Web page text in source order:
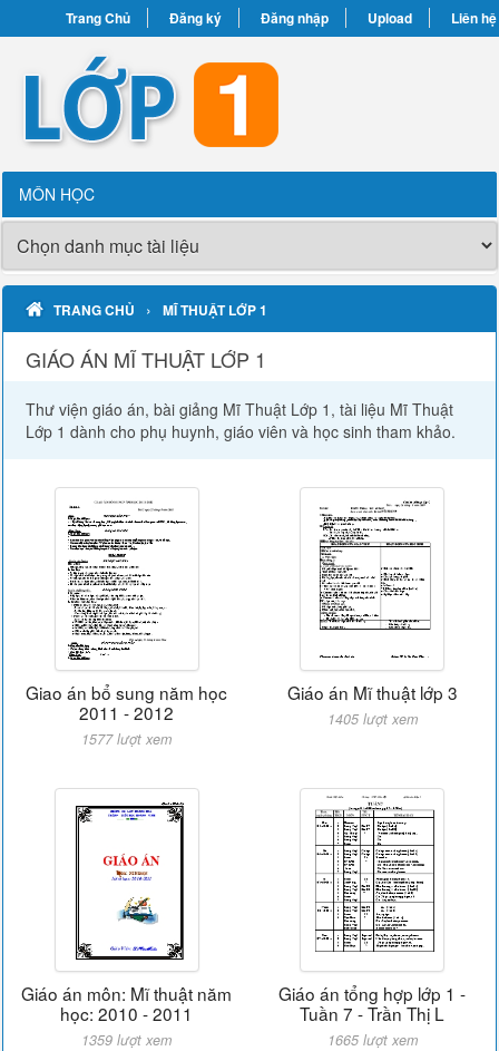
Trang Chủ Đăng ký Đăng nhập Upload Liên hệ
MÔN HỌC
TRANG CHỦ › MĨ THUẬT LỚP 1
GIÁO ÁN MĨ THUẬT LỚP 1
Thư viện giáo án, bài giảng Mĩ Thuật Lớp 1, tài liệu Mĩ Thuật
Lớp 1 dành cho phụ huynh, giáo viên và học sinh tham khảo.
Giao án bổ sung năm học
2011 - 2012
1577 lượt xem
Giáo án Mĩ thuật lớp 3
1405 lượt xem
Giáo án môn: Mĩ thuật năm
học: 2010 - 2011
1359 lượt xem
Giáo án tổng hợp lớp 1 -
Tuần 7 - Trần Thị L
1665 lượt xem